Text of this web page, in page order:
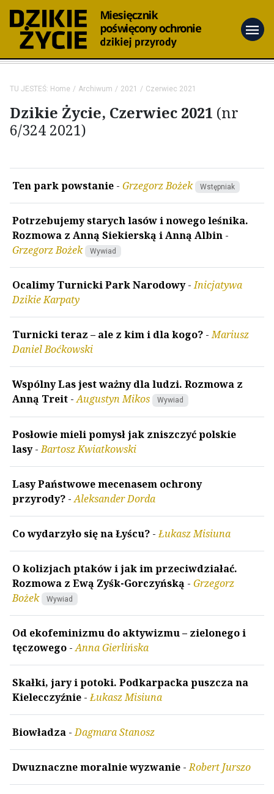
menu
TU JESTEŚ: Home Archiwum 2021 Czerwiec 2021
Dzikie Życie, Czerwiec 2021 (nr
6/324 2021)
Ten park powstanie - Grzegorz Bożek Wstępniak
Potrzebujemy starych lasów i nowego leśnika.
Rozmowa z Anną Siekierską i Anną Albin -
Grzegorz Bożek
Wywiad
Ocalimy Turnicki Park Narodowy-Inicjatywa
Dzikie Karpaty
Turnicki teraz – ale z kim i dla kogo? -Mariusz
Daniel Boćkowski
Wspólny Las jest ważny dla ludzi. Rozmowa z
Anną Treit -Augustyn Mikos Wywiad
Posłowie mieli pomysł jak zniszczyć polskie
lasy-Bartosz Kwiatkowski
Lasy Państwowe mecenasem ochrony
przyrody? -Aleksander Dorda
Co wydarzyło się na Łyścu? -Łukasz Misiuna
O kolizjach ptaków i jak im przeciwdziałać.
Rozmowa z Ewą Zyśk-Gorczyńską - Grzegorz
Bożek
Wywiad
Od ekofeminizmu do aktywizmu – zielonego i
tęczowego -Anna Gierlińska
Skałki, jary i potoki. Podkarpacka puszcza na
Kielecczyźnie -Łukasz Misiuna
Biowładza -Dagmara Stanosz
Dwuznaczne moralnie wyzwanie -Robert Jurszo